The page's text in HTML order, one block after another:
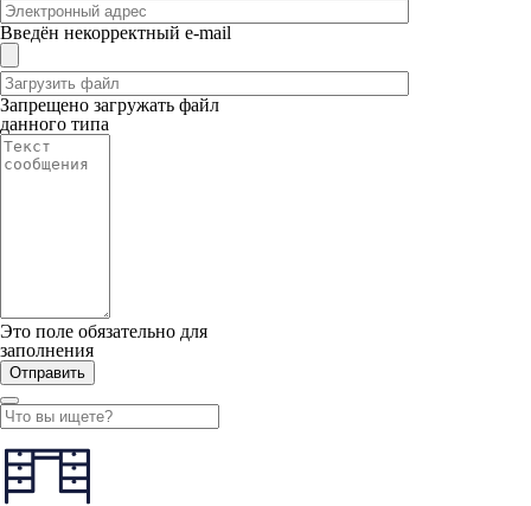
Введён некорректный e-mail
Запрещено загружать файл
данного типа
Это поле обязательно для
заполнения